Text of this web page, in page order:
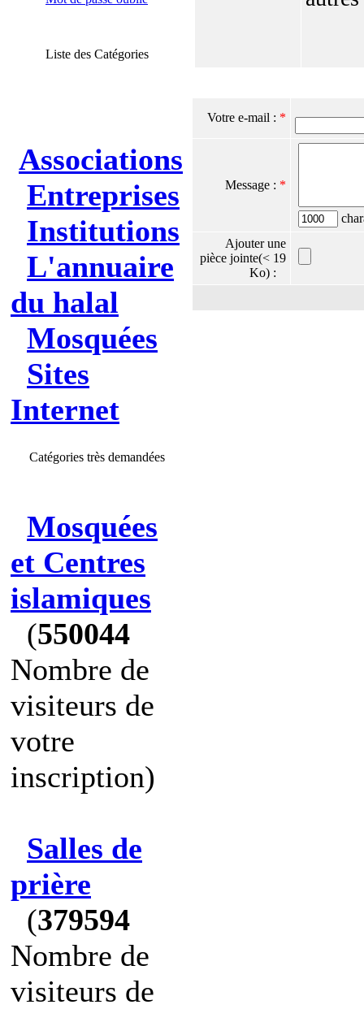
Liste des Catégories
Associations
Entreprises
Institutions
L'annuaire
du halal
Mosquées
Sites
Internet
Catégories très demandées
Mosquées
et Centres
islamiques
(550044
Nombre de
visiteurs de
votre
inscription)
Salles de
prière
(379594
Nombre de
visiteurs de
Votre e-mail : *
Message : *
Ajouter une
pièce jointe(< 19
Ko) :